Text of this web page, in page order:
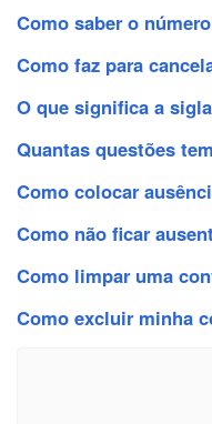
Como saber o
Como faz para
O que significa a
Quantas questões
Como colocar
Como não ficar
Como limpar uma
Como excluir minha